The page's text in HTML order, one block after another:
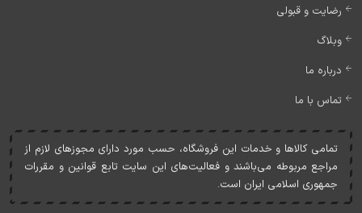
رضایت و قبولی
وبلاگ
درباره ما
تماس با ما
تمامی کالاها و خدمات اين فروشگاه، حسب مورد دارای مجوزهای لازم از
مراجع مربوطه می‌باشند و فعاليت‌های اين سايت تابع قوانين و مقررات
جمهوری اسلامی ايران است.